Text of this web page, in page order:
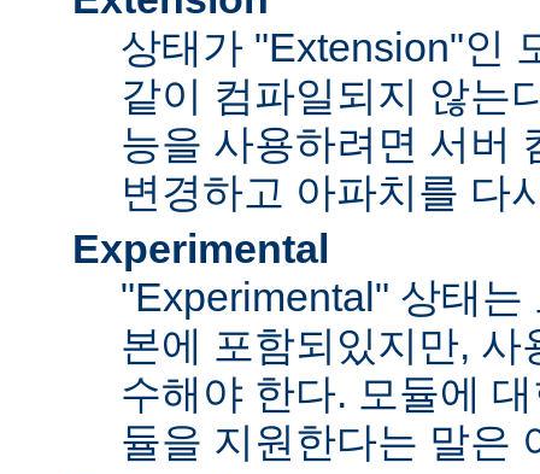
상태가 "Extension"인
같이 컴파일되지 않는
능을 사용하려면 서버
변경하고 아파치를 다
Experimental
"Experimental" 상태는
본에 포함되있지만, 사
수해야 한다. 모듈에
듈을 지원한다는 말은